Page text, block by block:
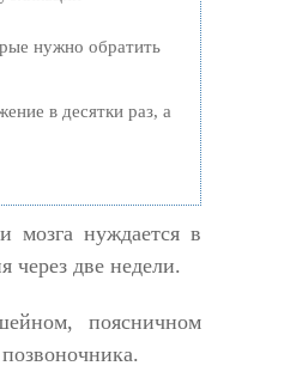
нужно обратить
в десятки раз, а
мозга нуждается в
через две недели.
поясничном